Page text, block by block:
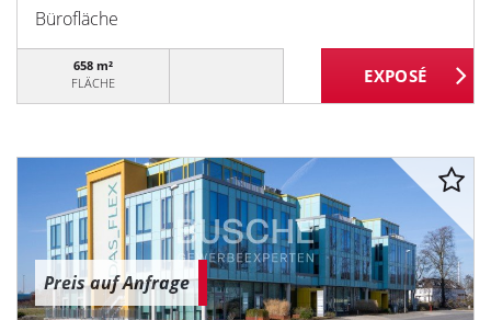
Bürofläche
658 m²
FLÄCHE
Preis auf Anfrage